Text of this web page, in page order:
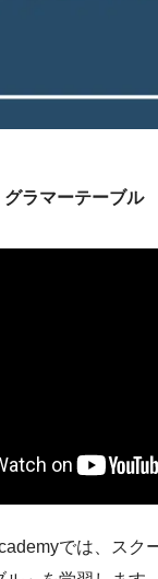
ラマーテーブル
では、スク